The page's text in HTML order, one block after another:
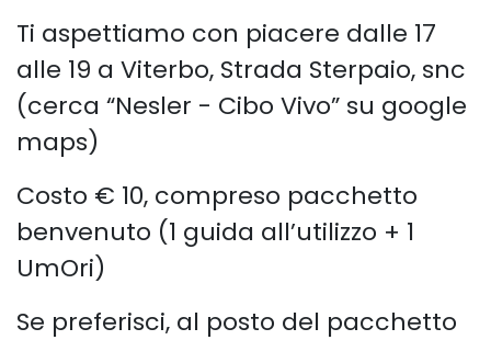
Ti aspettiamo con piacere dalle 17
alle 19 a Viterbo, Strada Sterpaio, snc
(cerca “Nesler - Cibo Vivo” su google
maps)
Costo € 10, compreso pacchetto
benvenuto (1 guida all’utilizzo + 1
UmOri)
Se preferisci, al posto del pacchetto